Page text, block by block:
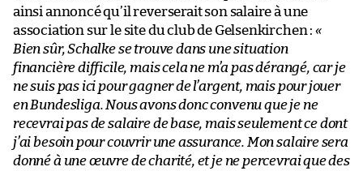
ainsi annoncé qu’il reverserait son salaire à une
association sur le site du club de Gelsenkirchen : «
Bien sûr, Schalke se trouve dans une situation
financière difficile, mais cela ne m’a pas dérangé, car je
ne suis pas ici pour gagner de l’argent, mais pour jouer
en Bundesliga. Nous avons donc convenu que je ne
recevrai pas de salaire de base, mais seulement ce dont
j’ai besoin pour couvrir une assurance. Mon salaire sera
donné à une œuvre de charité, et je ne percevrai que des